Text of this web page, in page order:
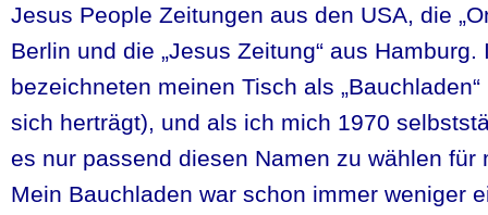
Jesus People Zeitungen aus den USA, die
Berlin und die „Jesus Zeitung“ aus
bezeichneten meinen Tisch als
sich herträgt), und als ich mich 1970
es nur passend diesen Namen zu wählen für
Mein Bauchladen war schon immer weniger